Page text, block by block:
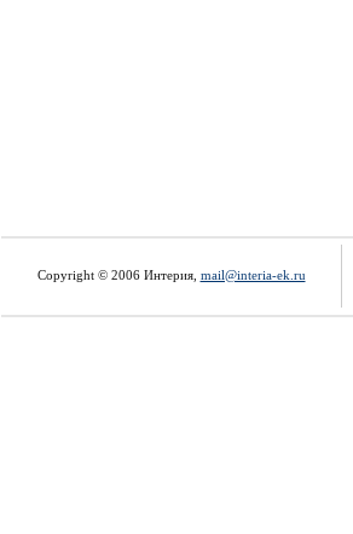
Copyright © 2006 Интерия, mail@interia-ek.ru